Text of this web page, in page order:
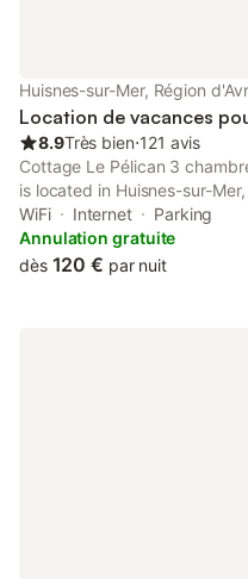
Huisnes-sur-Mer, Région
Location de vacances
8.9Très bien⋅121 avis
Cottage Le Pélican 3
is located in Huisnes-sur-
km from Scriptorial of
Saint-Michel, and 44 km from
WiFi Internet
Parking
Annulation gratuite
dès 120 € par nuit